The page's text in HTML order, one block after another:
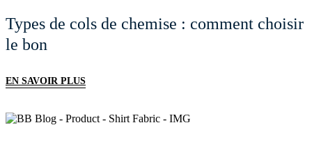
Types de cols de chemise : comment choisir
le bon
EN SAVOIR PLUS